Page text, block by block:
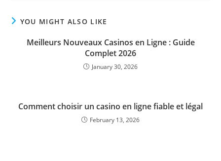
YOU MIGHT ALSO LIKE
Meilleurs Nouveaux Casinos en Ligne : Guide
Complet 2026
January 30, 2026
Comment choisir un casino en ligne fiable et légal
February 13, 2026